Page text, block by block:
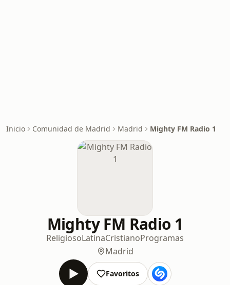
Inicio Comunidad de Madrid Madrid Mighty FM Radio 1
Mighty FM Radio 1
ReligiosoLatinaCristianoProgramas
Madrid
Favoritos